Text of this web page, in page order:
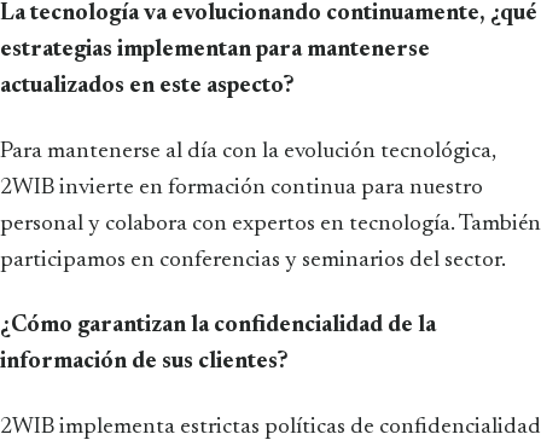
La tecnología va evolucionando continuamente, ¿qué
estrategias implementan para mantenerse
actualizados en este aspecto?
Para mantenerse al día con la evolución tecnológica,
2WIB invierte en formación continua para nuestro
personal y colabora con expertos en tecnología. También
participamos en conferencias y seminarios del sector.
¿Cómo garantizan la confidencialidad de la
información de sus clientes?
2WIB implementa estrictas políticas de confidencialidad